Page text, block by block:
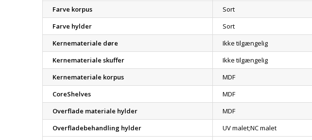
Farve korpus
Sort
Farve hylder
Sort
Kernemateriale døre
Ikke tilgængelig
Kernemateriale skuffer
Ikke tilgængelig
Kernemateriale korpus
MDF
CoreShelves
MDF
Overflade materiale hylder
MDF
Overfladebehandling hylder
UV malet;NC malet